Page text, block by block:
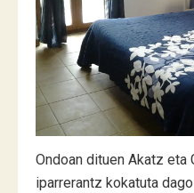
Ondoan dituen Akatz eta
iparrerantz kokatuta